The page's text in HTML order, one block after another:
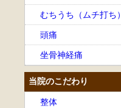
むちうち（ムチ打ち）
頭痛
坐骨神経痛
当院のこだわり
整体